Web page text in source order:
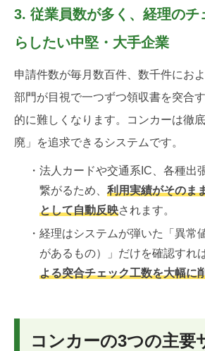
3. 従業員数が多く、経理のチ
らしたい中堅・大手企業
申請件数が毎月数百件、数千件にお
部門が目視で一つずつ領収書を突合
的に難しくなります。コンカーは徹
廃」を追求できるシステムです。
・法人カードや交通系IC、各種出
繋がるため、 利用実績がそのま
として自動反映されます。
・経理はシステムが弾いた「異常
があるもの）」だけを確認すれ
よる突合チェック工数を大幅に
コンカーの3つの主要